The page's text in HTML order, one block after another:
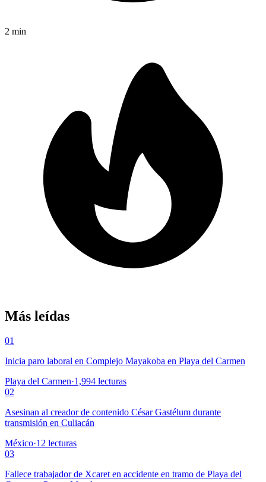
2 min
Más leídas
01
Inicia paro laboral en Complejo Mayakoba en Playa del Carmen
Playa del Carmen·1,994 lecturas
02
Asesinan al creador de contenido César Gastélum durante
transmisión en Culiacán
México·12 lecturas
03
Fallece trabajador de Xcaret en accidente en tramo de Playa del